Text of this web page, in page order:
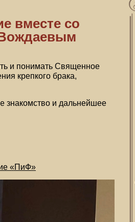
вместе со
и понимать Священное
крепкого брака,
знакомство и дальнейшее
«ПиФ»